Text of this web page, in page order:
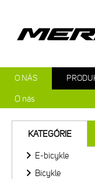
KATEGÓRIE
E-bicykle
Bicykle
O NÁS
O nás